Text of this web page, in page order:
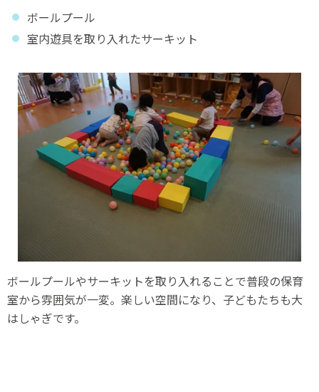
ボールプール
室内遊具を取り入れたサーキット
ボールプールやサーキットを取り入れることで普段の保育
室から雰囲気が一変。楽しい空間になり、子どもたちも大
はしゃぎです。